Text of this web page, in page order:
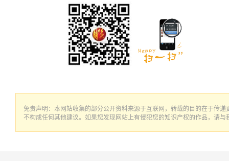
免责声明：本网站收集的部分公开资料来源于互联网，转载的目的在于传
不构成任何其他建议。如果您发现网站上有侵犯您的知识产权的作品，请